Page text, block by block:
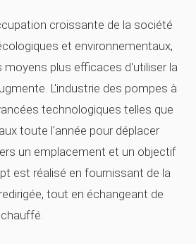
croissante de la société
et environnementaux,
moyens plus efficaces d'utiliser la
L'industrie des pompes à
technologiques telles que
toute l'année pour déplacer
un emplacement et un objectif
est réalisé en fournissant de la
tout en échangeant de